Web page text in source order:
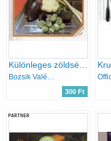
300 Ft
PARTNER